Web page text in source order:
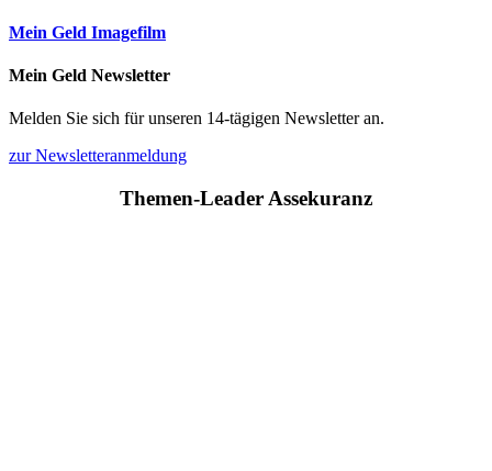
Mein Geld Imagefilm
Mein Geld Newsletter
Melden Sie sich für unseren 14-tägigen Newsletter an.
zur Newsletteranmeldung
Themen-Leader Assekuranz